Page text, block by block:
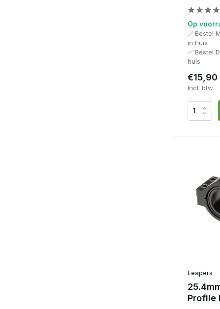
Op
✅ Bestel
in huis
✅ Bestel
huis
€15,90
Incl. btw
Leapers
Profile